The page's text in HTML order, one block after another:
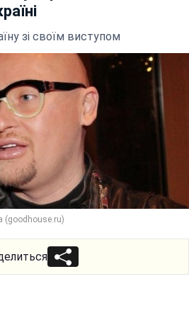
зі своїм виступом
(goodhouse.ru)